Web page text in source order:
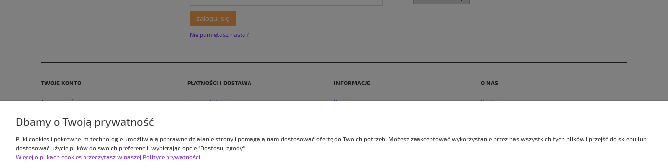
zaloguj się
Nie pamiętasz hasła?
TWOJE KONTO
Twoje zamówienia
PŁATNOŚCI I DOSTAWA
Formy płatności
INFORMACJE
Regulaminy
O NAS
Kontakt
Opinie Trustmate
Dbamy o Twoją prywatność
Pliki cookies i pokrewne im technologie umożliwiają poprawne działanie strony i pomagają nam dostosować ofertę do Twoich potrzeb. Możesz zaakceptować wykorzystanie przez nas wszystkich tych plików i przejść do sklepu lub
dostosować użycie plików do swoich preferencji, wybierając opcję "Dostosuj zgody".
Więcej o plikach cookies przeczytasz w naszej Polityce prywatności.